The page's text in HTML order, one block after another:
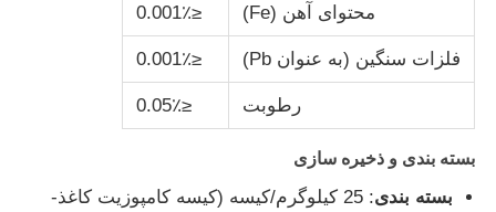
اخبار
پرسولفات ها
محتوای آهن (Fe) ≤0.001٪
فلزات سنگین (به عنوان Pb) ≤0.001٪
رطوبت ≤0.05٪
بسته بندی و ذخیره سازی
بسته بندی
: 25 کیلوگرم/کیسه (کیسه کامپوزیت کاغذ-